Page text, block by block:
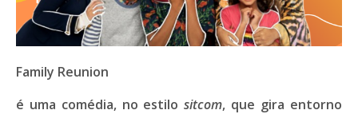
Family Reunion
é uma comédia, no estilositcom, que gira entorno